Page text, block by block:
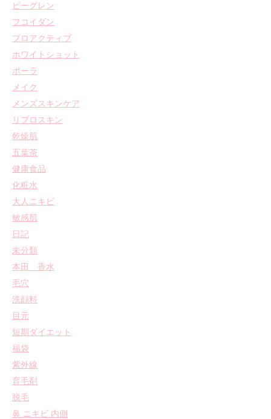
ビーグレン
フコイダン
プロアクティブ
ホワイトショット
ポーラ
メイク
メンズスキンケア
リプロスキン
乾燥肌
五葉茶
健康食品
化粧水
大人ニキビ
敏感肌
日記
未分類
本田 香水
毛穴
洗顔料
目元
短期ダイエット
福袋
紫外線
育毛剤
脱毛
鼻 ニキビ 内側